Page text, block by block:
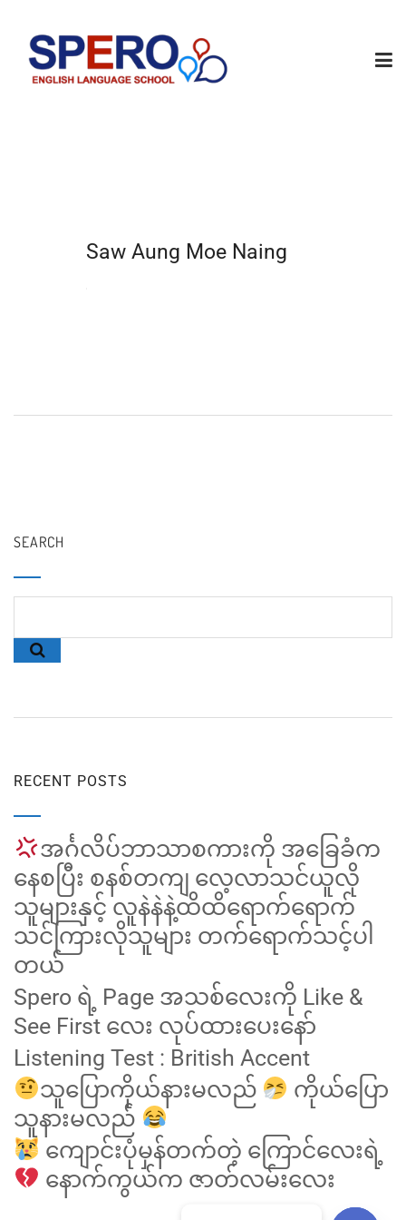
Saw Aung Moe Naing
SEARCH
RECENT POSTS
အင်္ဂလိပ်ဘာသာစကားကို အခြေခံက
နေစပြီး စနစ်တကျ လေ့လာသင်ယူလို
သူများနှင့် လူနဲနဲနဲ့ထိထိရောက်ရောက်
သင်ကြားလိုသူများ တက်ရောက်သင့်ပါ
တယ်
Spero ရဲ့ Page အသစ်လေးကို Like &
See First လေး လုပ်ထားပေးနော်
Listening Test : British Accent
သူပြောကိုယ်နားမလည်
ကိုယ်ပြော
သူနားမလည်
ကျောင်းပုံမှန်တက်တဲ့ ကြောင်လေးရဲ့
နောက်ကွယ်က ဇာတ်လမ်းလေး